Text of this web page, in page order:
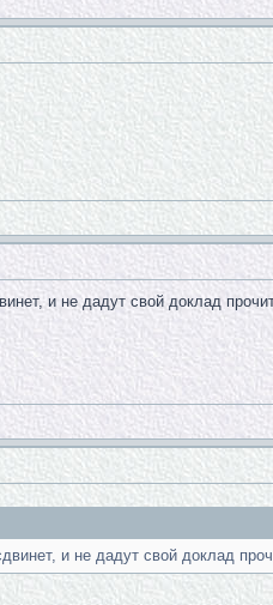
и не дадут свой доклад
и не дадут свой доклад